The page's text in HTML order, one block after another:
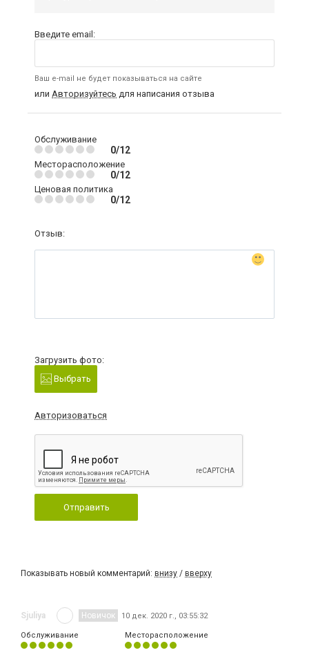
Введите email:
Ваш e-mail не будет показываться на сайте
или Авторизуйтесь для написания отзыва
Обслуживание
0/12
Месторасположение
0/12
Ценовая политика
0/12
Отзыв:
Загрузить фото:
Выбрать
Авторизоваться
Отправить
Показывать новый комментарий: внизу / вверху
Sjuliya Новичок 10 дек. 2020 г., 03:55:32
Обслуживание Месторасположение